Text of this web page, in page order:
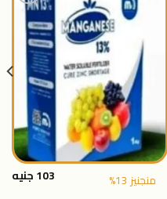
اضافة
المنتجات
المفضلة
منجنيز 13% 103جنيه